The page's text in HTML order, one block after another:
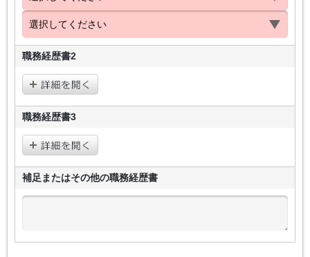
職務経歴書2
職務経歴書3
補足またはその他の職務経歴書